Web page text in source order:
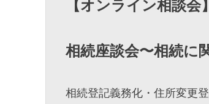
【オンライン相談
相続座談会〜相続に
相続登記義務化・住所変更登